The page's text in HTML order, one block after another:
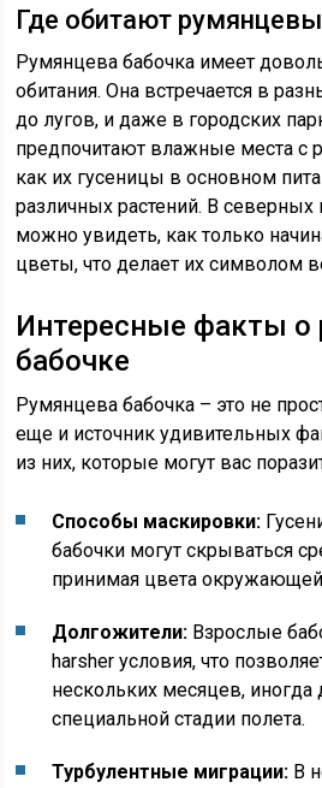
Где обитают
Румянцева бабочка имеет
обитания. Она встречается в
до лугов, и даже в городских
предпочитают влажные места с
как их гусеницы в основном
различных растений. В северных
можно увидеть, как только
цветы, что делает их символом
Интересные факты о
бабочке
Румянцева бабочка – это не
еще и источник удивительных
из них, которые могут вас
Способы маскировки:
бабочки могут скрываться
принимая цвета
Долгожители: Взрослые
harsher условия, что
нескольких месяцев,
специальной стадии полета.
Турбулентные миграции: В